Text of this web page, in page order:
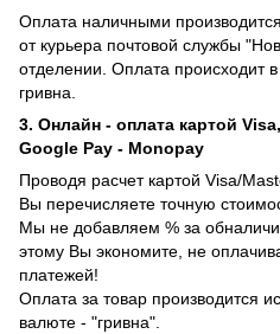
Оплата наличными
от курьера почтовой службы
отделении. Оплата происходит
гривна.
3. Онлайн - оплата картой
Google Pay - Monopay
Проводя расчет картой Visa/
Вы перечисляете точную
Мы не добавляем % за
этому Вы экономите, не
платежей!
Оплата за товар производится
валюте - "гривна".